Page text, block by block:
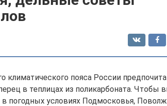
климатического пояса России
в теплицах из поликарбоната. Чтобы
погодных условиях Подмосковья,